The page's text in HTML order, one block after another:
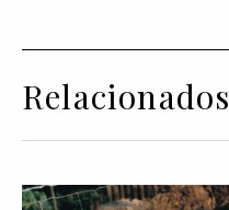
Relacionados